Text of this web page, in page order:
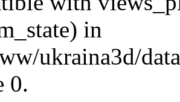
in
ukraina3d/
0.